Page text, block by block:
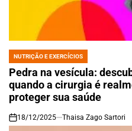
POSTED
IN
NUTRIÇÃO E EXERCÍCIOS
Pedra na vesícula:
quando a cirurgia é
proteger sua saúde
on
18/12/2025 Thaisa Zago Sartori